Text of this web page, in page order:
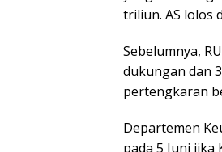
triliun. AS lolos
Sebelumnya,
dukungan dan
pertengkaran
Departemen
pada 5 Juni